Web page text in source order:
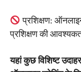
प्रशिक्षण:
प्रशिक्षण की
यहां कुछ विशिष्ट